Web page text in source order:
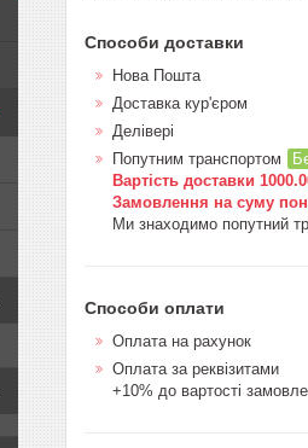
Способи доставки
Нова Пошта
Доставка кур'єром
Делівері
Попутним транспортом
Вартість доставки
Замовлення на суму
Ми знаходимо попутний
Способи оплати
Оплата на рахунок
Оплата за реквізитами
+10% до вартості